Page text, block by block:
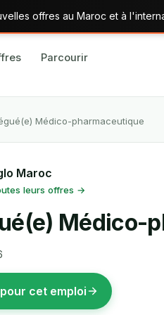
offres au Maroc et à
Parcourir
Médico-pharmaceutique
Maroc
leurs offres →
Médico-
cet emploi